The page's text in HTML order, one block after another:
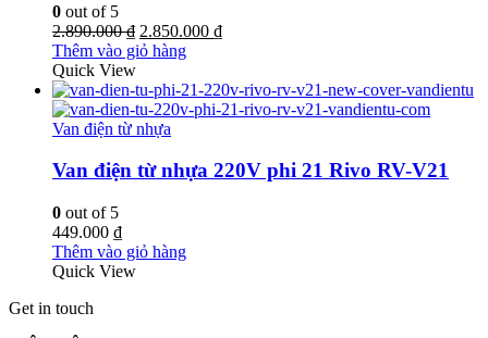
0 out of 5
2.890.000₫ Giá
gốc
2.890.000 ₫.
2.850.000 ₫Giá
là:
2.850.000 ₫.
Thêm vào giỏ hàng
Quick View
Van điện từ nhựa
Van điện từ nhựa 220V phi 21 Rivo RV-V21
0 out of 5
449.000 ₫
Thêm vào giỏ hàng
Quick View
Get in touch